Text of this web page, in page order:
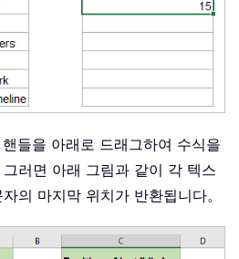
들을 아래로 드래그하여 수식을
러면 아래 그림과 같이 각 텍스
의 마지막 위치가 반환됩니다。